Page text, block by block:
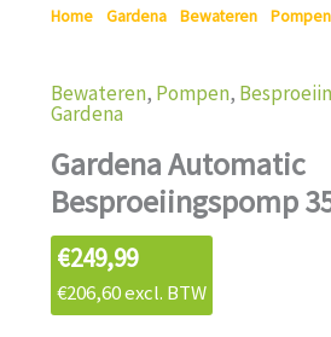
Home Gardena Bewateren Pompen
Bewateren, Pompen,
Gardena
Gardena Automatic
Besproeiingspomp
€249,99
€206,60excl. BTW